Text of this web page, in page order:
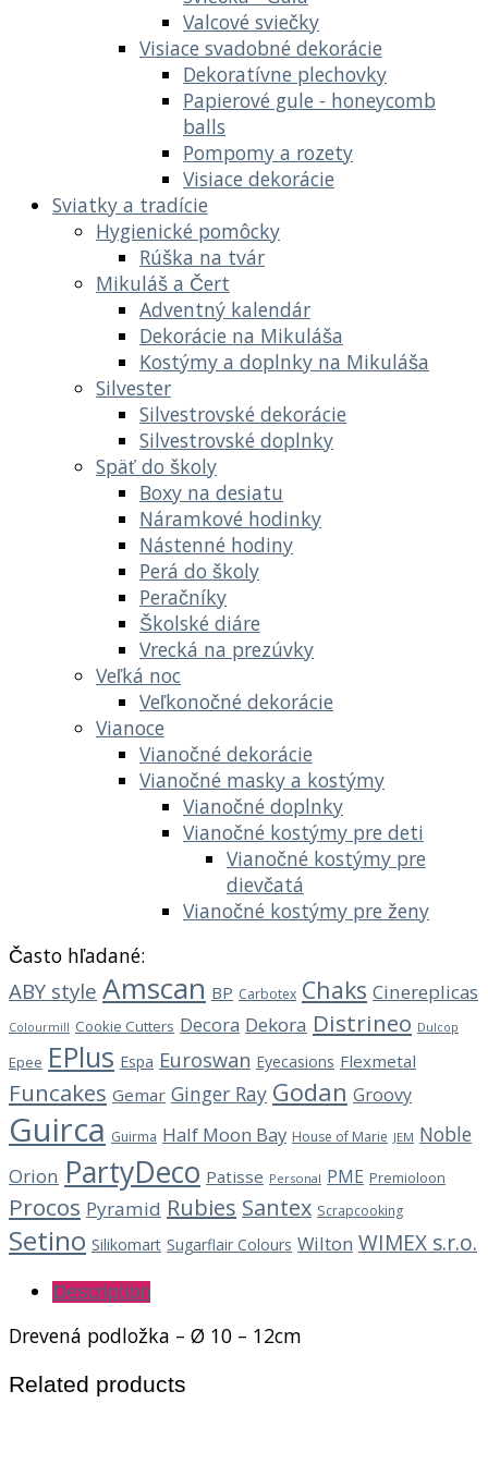
Valcové sviečky
Visiace svadobné dekorácie
Dekoratívne plechovky
Papierové gule - honeycomb
balls
Pompomy a rozety
Visiace dekorácie
Sviatky a tradície
Hygienické pomôcky
Rúška na tvár
Mikuláš a Čert
Adventný kalendár
Dekorácie na Mikuláša
Kostýmy a doplnky na Mikuláša
Silvester
Silvestrovské dekorácie
Silvestrovské doplnky
Späť do školy
Boxy na desiatu
Náramkové hodinky
Nástenné hodiny
Perá do školy
Peračníky
Školské diáre
Vrecká na prezúvky
Veľká noc
Veľkonočné dekorácie
Vianoce
Vianočné dekorácie
Vianočné masky a kostýmy
Vianočné doplnky
Vianočné kostýmy pre deti
Vianočné kostýmy pre
dievčatá
Vianočné kostýmy pre ženy
Často hľadané:
ABY style Amscan BP Carbotex Chaks Cinereplicas
Colourmill Cookie Cutters Decora Dekora Distrineo Dulcop
Epee EPlus Espa Euroswan Eyecasions Flexmetal
Funcakes Gemar Ginger Ray Godan Groovy
Guirca Guirma Half Moon Bay House of Marie JEM Noble
Orion PartyDeco Patisse Personal PME Premioloon
Procos Pyramid Rubies Santex Scrapcooking
Setino Silikomart Sugarflair Colours Wilton WIMEX s.r.o.
Description
Drevená podložka – Ø 10 – 12cm
Related products